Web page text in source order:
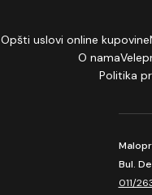
Opšti uslovi online kupovine
O nama
Politika
Bul.
011/